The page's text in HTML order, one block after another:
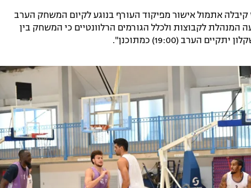
"מנהלת ליגה לאומית Winner קיבלה אתמול אישור מפיקוד העורף בנוגע לקיום המשחק הערב
המנהלת לקבוצות ולכלל הגורמים הרלוונטיים כי המשחק בין
הערב (19:00) כמתוכנן".